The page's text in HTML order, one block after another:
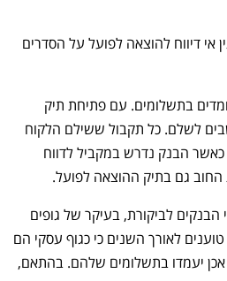
גם בתיק ההוצאה לפועל.